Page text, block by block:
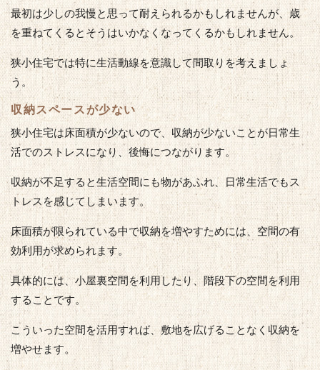
最初は少しの我慢と思って耐えられるかもしれませんが、歳
を重ねてくるとそうはいかなくなってくるかもしれません。
狭小住宅では特に生活動線を意識して間取りを考えましょ
う。
収納スペースが少ない
狭小住宅は床面積が少ないので、収納が少ないことが日常生
活でのストレスになり、後悔につながります。
収納が不足すると生活空間にも物があふれ、日常生活でもス
トレスを感じてしまいます。
床面積が限られている中で収納を増やすためには、空間の有
効利用が求められます。
具体的には、小屋裏空間を利用したり、階段下の空間を利用
することです。
こういった空間を活用すれば、敷地を広げることなく収納を
増やせます。